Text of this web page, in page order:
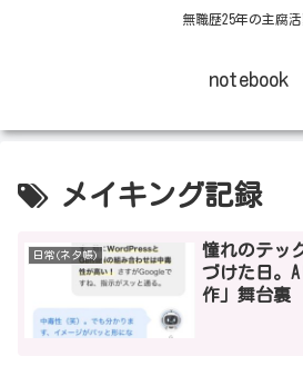
無職歴25年の主腐
notebook
メイキング記録
日常(ネタ帳)
憧れのテッ
づけた日。
作」舞台裏